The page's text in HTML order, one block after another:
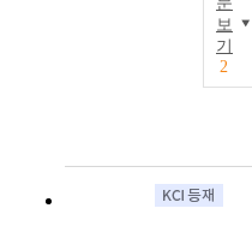
되고 있다는
에서, 이러한
이가 발생하는
주요 지점으로
임의 제도화
보
기
2